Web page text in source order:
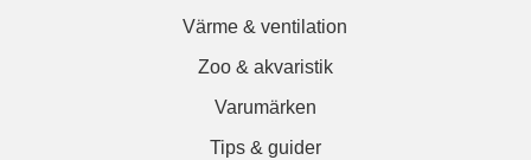
Värme & ventilation
Zoo & akvaristik
Varumärken
Tips & guider